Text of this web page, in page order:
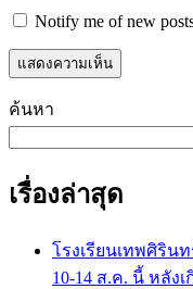
Notify me of new
ค้นหา
เรื่องล่าสุด
โรงเรียนเทพศิริน
10-14 ส.ค. นี้ หลัง